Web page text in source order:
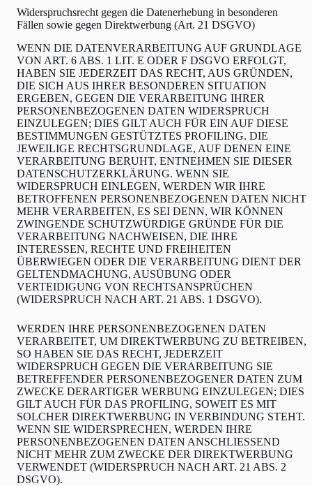
Widerspruchsrecht gegen die Datenerhebung in besonderen
Fällen sowie gegen Direktwerbung (Art. 21 DSGVO)
WENN DIE DATENVERARBEITUNG AUF GRUNDLAGE
VON ART. 6 ABS. 1 LIT. E ODER F DSGVO ERFOLGT,
HABEN SIE JEDERZEIT DAS RECHT, AUS GRÜNDEN,
DIE SICH AUS IHRER BESONDEREN SITUATION
ERGEBEN, GEGEN DIE VERARBEITUNG IHRER
PERSONENBEZOGENEN DATEN WIDERSPRUCH
EINZULEGEN; DIES GILT AUCH FÜR EIN AUF DIESE
BESTIMMUNGEN GESTÜTZTES PROFILING. DIE
JEWEILIGE RECHTSGRUNDLAGE, AUF DENEN EINE
VERARBEITUNG BERUHT, ENTNEHMEN SIE DIESER
DATENSCHUTZERKLÄRUNG. WENN SIE
WIDERSPRUCH EINLEGEN, WERDEN WIR IHRE
BETROFFENEN PERSONENBEZOGENEN DATEN NICHT
MEHR VERARBEITEN, ES SEI DENN, WIR KÖNNEN
ZWINGENDE SCHUTZWÜRDIGE GRÜNDE FÜR DIE
VERARBEITUNG NACHWEISEN, DIE IHRE
INTERESSEN, RECHTE UND FREIHEITEN
ÜBERWIEGEN ODER DIE VERARBEITUNG DIENT DER
GELTENDMACHUNG, AUSÜBUNG ODER
VERTEIDIGUNG VON RECHTSANSPRÜCHEN
(WIDERSPRUCH NACH ART. 21 ABS. 1 DSGVO).
WERDEN IHRE PERSONENBEZOGENEN DATEN
VERARBEITET, UM DIREKTWERBUNG ZU BETREIBEN,
SO HABEN SIE DAS RECHT, JEDERZEIT
WIDERSPRUCH GEGEN DIE VERARBEITUNG SIE
BETREFFENDER PERSONENBEZOGENER DATEN ZUM
ZWECKE DERARTIGER WERBUNG EINZULEGEN; DIES
GILT AUCH FÜR DAS PROFILING, SOWEIT ES MIT
SOLCHER DIREKTWERBUNG IN VERBINDUNG STEHT.
WENN SIE WIDERSPRECHEN, WERDEN IHRE
PERSONENBEZOGENEN DATEN ANSCHLIESSEND
NICHT MEHR ZUM ZWECKE DER DIREKTWERBUNG
VERWENDET (WIDERSPRUCH NACH ART. 21 ABS. 2
DSGVO).